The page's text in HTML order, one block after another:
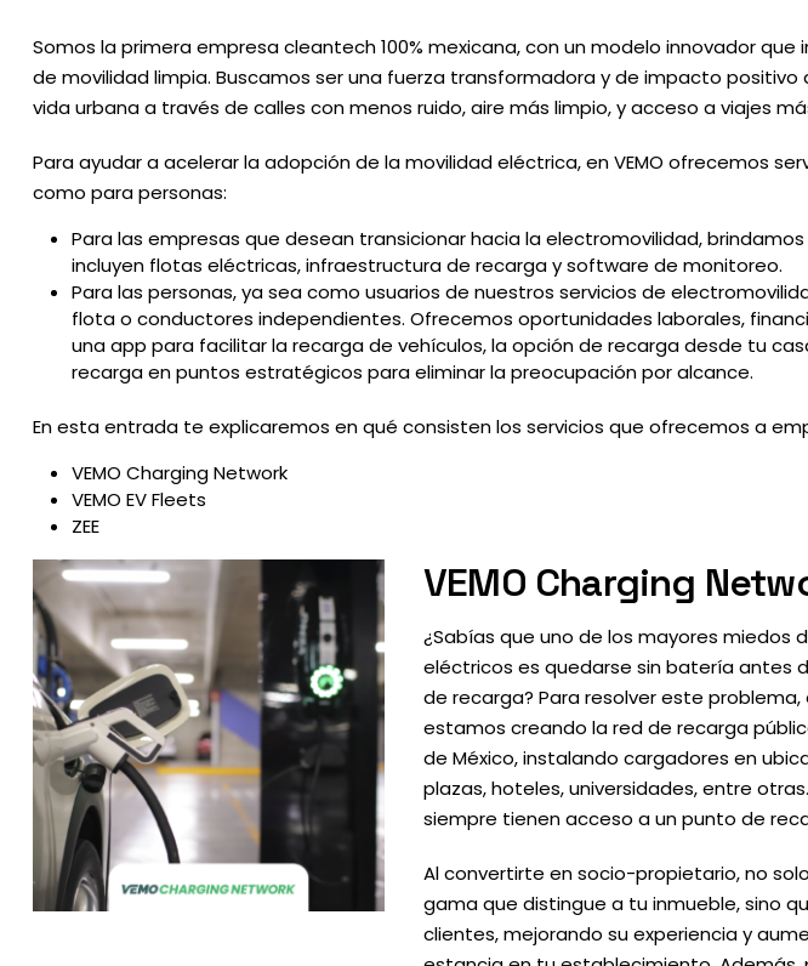
Somos la primera empresa cleantech 100% mexicana, con un modelo innovador
de movilidad limpia. Buscamos ser una fuerza transformadora y de impacto positivo
vida urbana a través de calles con menos ruido, aire más limpio, y acceso a viajes
Para ayudar a acelerar la adopción de la movilidad eléctrica, en VEMO ofrecemos
como para personas:
Para las empresas que desean transicionar hacia la electromovilidad,
incluyen flotas eléctricas, infraestructura de recarga y software de monitoreo.
Para las personas, ya sea como usuarios de nuestros servicios de
flota o conductores independientes. Ofrecemos oportunidades laborales,
una app para facilitar la recarga de vehículos, la opción de recarga desde tu
recarga en puntos estratégicos para eliminar la preocupación por alcance.
En esta entrada te explicaremos en qué consisten los servicios que ofrecemos a
VEMO Charging Network
VEMO EV Fleets
ZEE
VEMO Charging
¿Sabías que uno de los mayores miedos
eléctricos es quedarse sin batería antes
de recarga? Para resolver este problema,
estamos creando la red de recarga
de México, instalando cargadores en
plazas, hoteles, universidades, entre
siempre tienen acceso a un punto de
Al convertirte en socio-propietario, no
gama que distingue a tu inmueble, sino
clientes, mejorando su experiencia y